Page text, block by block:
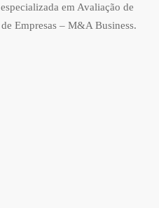
em Avaliação de
Empresas – M&A Business.